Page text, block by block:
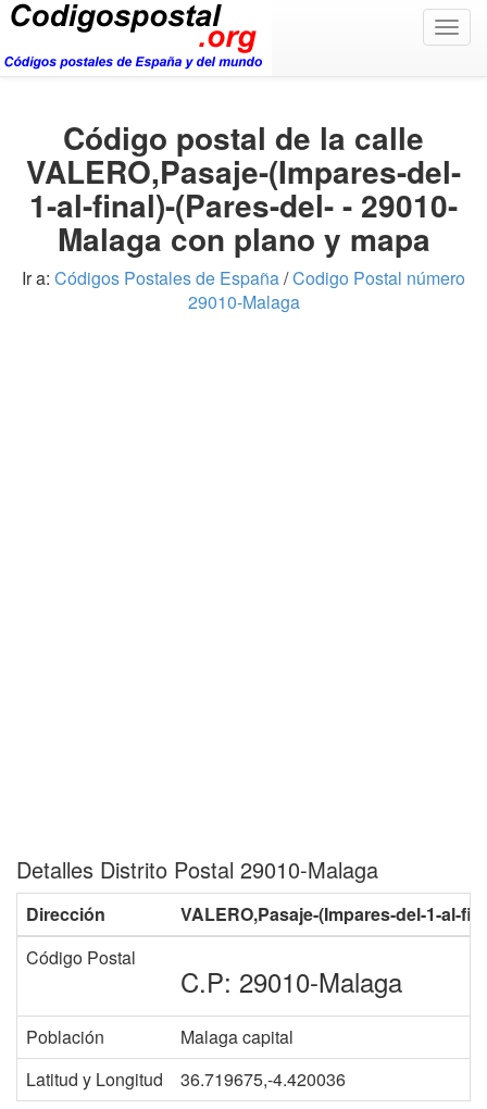
Código postal de la calle
VALERO,Pasaje-(Impares-del-
1-al-final)-(Pares-del- - 29010-
Malaga con plano y mapa
Ir a: Códigos Postales de España/Codigo Postal número
29010-Malaga
Detalles Distrito Postal 29010-Malaga
Dirección
VALERO,Pasaje-(Impares-del-1-al-
Código Postal
C.P: 29010-Malaga
Población
Malaga capital
Latitud y Longitud
36.719675,-4.420036